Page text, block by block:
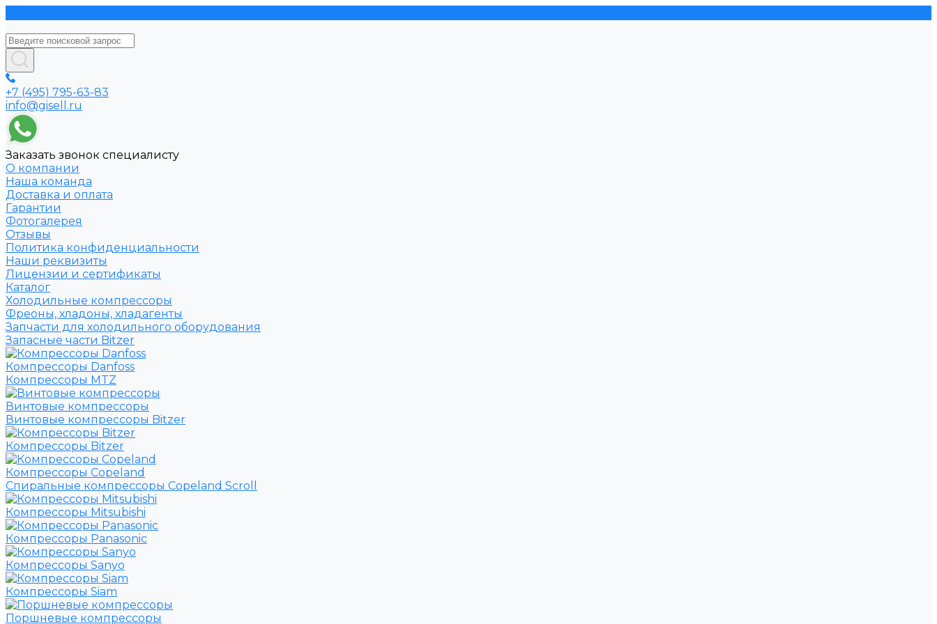
+7 (495) 795-63-83
info@gisell.ru
Заказать звонок специалисту
О компании
Наша команда
Доставка и оплата
Гарантии
Фотогалерея
Отзывы
Политика конфиденциальности
Наши реквизиты
Лицензии и сертификаты
Каталог
Холодильные компрессоры
Фреоны, хладоны, хладагенты
Запчасти для холодильного оборудования
Запасные части Bitzer
Компрессоры Danfoss
Компрессоры MTZ
Винтовые компрессоры
Винтовые компрессоры Bitzer
Компрессоры Bitzer
Компрессоры Copeland
Спиральные компрессоры Copeland Scroll
Компрессоры Mitsubishi
Компрессоры Panasonic
Компрессоры Sanyo
Компрессоры Siam
Поршневые компрессоры